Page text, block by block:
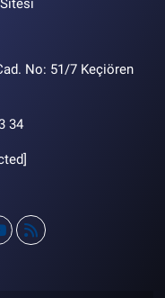
No: 51/7 Keçiören
34